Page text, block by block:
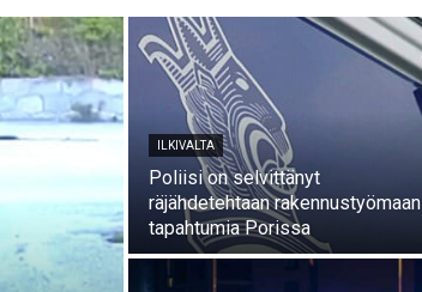
ILKIVALTA
Poliisi on selvittänyt
räjähdetehtaan rakennustyömaan
tapahtumia Porissa